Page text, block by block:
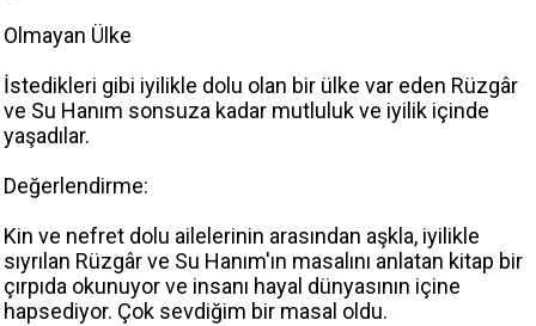
Olmayan Ülke
İstedikleri gibi iyilikle dolu olan bir ülke var eden Rüzgâr
ve Su Hanım sonsuza kadar mutluluk ve iyilik içinde
yaşadılar.
Değerlendirme:
Kin ve nefret dolu ailelerinin arasından aşkla, iyilikle
sıyrılan Rüzgâr ve Su Hanım'ın masalını anlatan kitap bir
çırpıda okunuyor ve insanı hayal dünyasının içine
hapsediyor. Çok sevdiğim bir masal oldu.